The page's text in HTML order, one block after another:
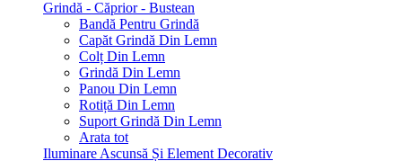
Grindă - Căprior - Bustean
Bandă Pentru Grindă
Capăt Grindă Din Lemn
Colț Din Lemn
Grindă Din Lemn
Panou Din Lemn
Rotiță Din Lemn
Suport Grindă Din Lemn
Arata tot
Iluminare Ascunsă Și Element Decorativ